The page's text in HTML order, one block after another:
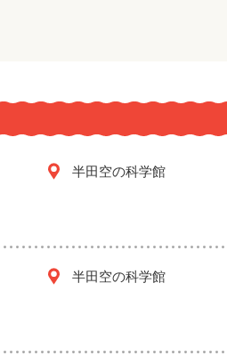
半田空の科学館
半田空の科学館